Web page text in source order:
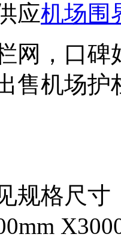
应机场围
网，口
售机场
规格尺寸